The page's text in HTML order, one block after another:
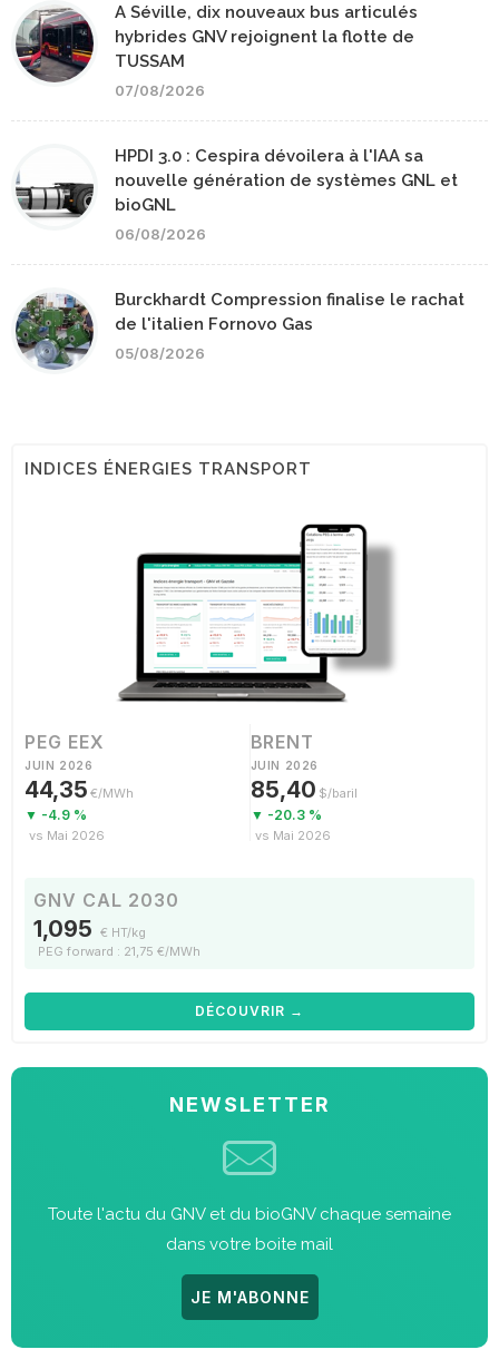
A Séville, dix nouveaux bus articulés
hybrides GNV rejoignent la flotte de
TUSSAM
07/08/2026
HPDI 3.0 : Cespira dévoilera à l'IAA sa
nouvelle génération de systèmes GNL et
bioGNL
06/08/2026
Burckhardt Compression finalise le rachat
de l'italien Fornovo Gas
05/08/2026
INDICES ÉNERGIES TRANSPORT
PEG EEX
JUIN 2026
44,35 €/MWh
▼ -4.9 %
vs Mai 2026
BRENT
JUIN 2026
85,40 $/baril
▼ -20.3 %
vs Mai 2026
GNV CAL 2030
1,095 € HT/kg
PEG forward : 21,75 €/MWh
DÉCOUVRIR →
NEWSLETTER
Toute l'actu du GNV et du bioGNV chaque semaine
dans votre boite mail
JE M'ABONNE